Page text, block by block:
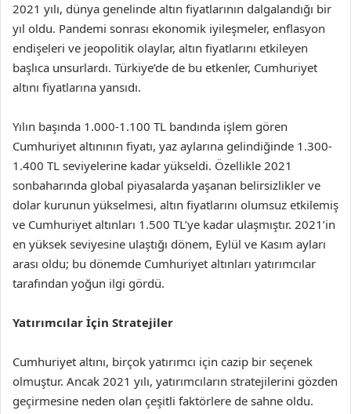
2021 yılı, dünya genelinde altın fiyatlarının dalgalandığı bir
yıl oldu. Pandemi sonrası ekonomik iyileşmeler, enflasyon
endişeleri ve jeopolitik olaylar, altın fiyatlarını etkileyen
başlıca unsurlardı. Türkiye’de de bu etkenler, Cumhuriyet
altını fiyatlarına yansıdı.
Yılın başında 1.000-1.100 TL bandında işlem gören
Cumhuriyet altınının fiyatı, yaz aylarına gelindiğinde 1.300-
1.400 TL seviyelerine kadar yükseldi. Özellikle 2021
sonbaharında global piyasalarda yaşanan belirsizlikler ve
dolar kurunun yükselmesi, altın fiyatlarını olumsuz etkilemiş
ve Cumhuriyet altınları 1.500 TL’ye kadar ulaşmıştır. 2021’in
en yüksek seviyesine ulaştığı dönem, Eylül ve Kasım ayları
arası oldu; bu dönemde Cumhuriyet altınları yatırımcılar
tarafından yoğun ilgi gördü.
Yatırımcılar İçin Stratejiler
Cumhuriyet altını, birçok yatırımcı için cazip bir seçenek
olmuştur. Ancak 2021 yılı, yatırımcıların stratejilerini gözden
geçirmesine neden olan çeşitli faktörlere de sahne oldu.